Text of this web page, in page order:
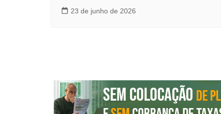
23 de junho de 2026